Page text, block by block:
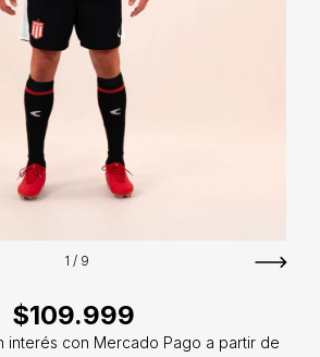
1 / 9
$109.999